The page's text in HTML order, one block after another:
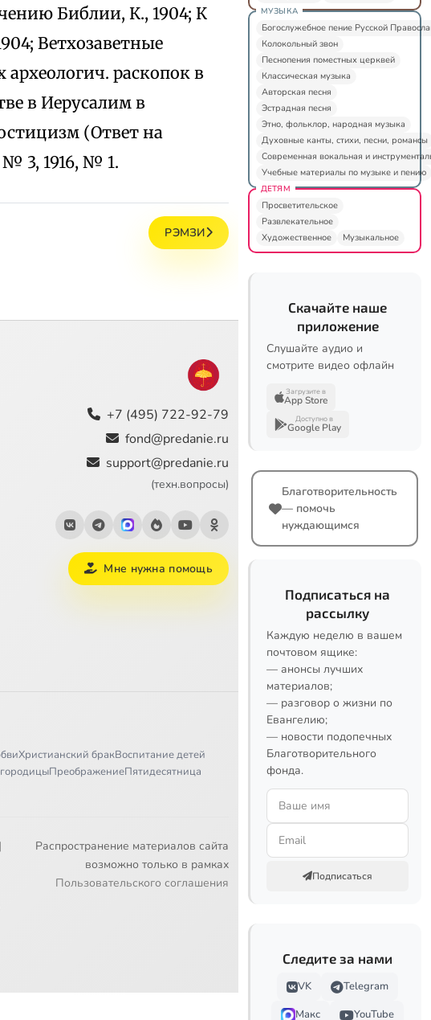
Библии, К., 1904; К
Ветхозаветные
раскопок в
в Иерусалим в
(Ответ на
3, 1916, № 1.
РЭМЗИ
+7 (495) 722-92-79
fond@predanie.ru
support@predanie.ru
(техн.вопросы)
Мне нужна помощь
Христианский бракВоспитание детей
ПреображениеПятидесятница
|
Распространение материалов сайта
возможно только в рамках
Пользовательского соглашения
МУЗЫКА
Богослужебное пение Русской
Колокольный звон
Песнопения поместных церквей
Классическая музыка
Авторская песня
Эстрадная песня
Этно, фольклор, народная музыка
Духовные канты, стихи, песни, романсы
Современная вокальная и
Учебные материалы по музыке и пению
ДЕТЯМ
Просветительское
Развлекательное
Художественное
Музыкальное
Скачайте наше
приложение
Слушайте аудио и
смотрите видео офлайн
Загрузите в
App Store
Доступно в
Google Play
Благотворительность
— помочь
нуждающимся
Подписаться на
рассылку
Каждую неделю в вашем
почтовом ящике:
— анонсы лучших
материалов;
— разговор о жизни по
Евангелию;
— новости подопечных
Благотворительного
фонда.
Подписаться
Следите за нами
VK
Telegram
Макс
YouTube